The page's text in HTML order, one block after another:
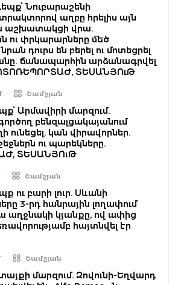
Նուբարաշենի
աղբը հրելիս այն
աշխատակցի վրա.
ու փրկարարները մեծ
դուրս են բերել ու մոտեցրել
ճանապարհին արձանագրվել
ՏԵՍԱՆՅՈւԹ
Շամշյան
Արմավիրի մարզում.
բենզալցակայանում
ունեցել. կան վիրավորներ.
ու պարեկները.
ՏԵՍԱՆՅՈւԹ
Շամշյան
ու բարի լուր. Սևանի
3-րդ հանրային լողափում
աղջնակի կյանքը, ով ափից
հայտնվել էր
Շամշյան
մարզում. Զովունի-Եղվարդ